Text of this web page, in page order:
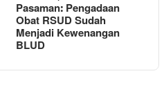
Pasaman: Pengadaan
Obat RSUD Sudah
Menjadi Kewenangan
BLUD